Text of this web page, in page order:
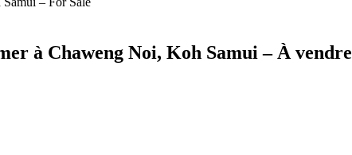
à Chaweng Noi, Koh Samui – À vendre